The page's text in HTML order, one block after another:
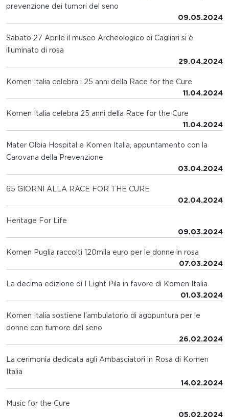
prevenzione dei tumori del seno
09.05.2024
Sabato 27 Aprile il museo Archeologico di Cagliari si è
illuminato di rosa
29.04.2024
Komen Italia celebra i 25 anni della Race for the Cure
11.04.2024
Komen Italia celebra 25 anni della Race for the Cure
11.04.2024
Mater Olbia Hospital e Komen Italia, appuntamento con la
Carovana della Prevenzione
03.04.2024
65 GIORNI ALLA RACE FOR THE CURE
02.04.2024
Heritage For Life
09.03.2024
Komen Puglia raccolti 120mila euro per le donne in rosa
07.03.2024
La decima edizione di I Light Pila in favore di Komen Italia
01.03.2024
Komen Italia sostiene l’ambulatorio di agopuntura per le
donne con tumore del seno
26.02.2024
La cerimonia dedicata agli Ambasciatori in Rosa di Komen
Italia
14.02.2024
Music for the Cure
05.02.2024